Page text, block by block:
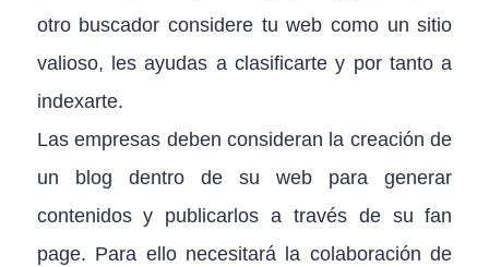
otro buscador considere tu web como un sitio
valioso, les ayudas a clasificarte y por tanto a
indexarte.
Las empresas deben consideran la creación de
un blog dentro de su web para generar
contenidos y publicarlos a través de su fan
page. Para ello necesitará la colaboración de